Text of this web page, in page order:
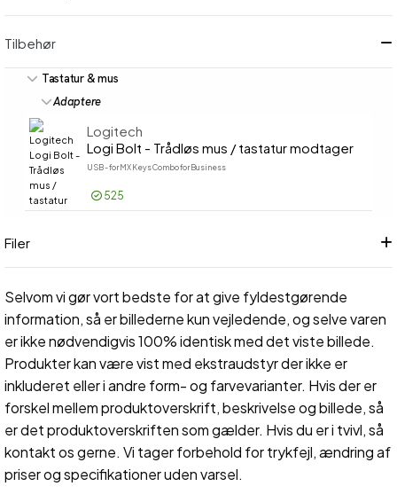
Tilbehør
Tastatur & mus
Adaptere
Logitech
Logi Bolt - Trådløs mus / tastatur modtager
USB - for MX Keys Combo for Business
525
Logi
Filer
Selvom vi gør vort bedste for at give fyldestgørende
information, så er billederne kun vejledende, og selve varen
er ikke nødvendigvis 100% identisk med det viste billede.
Produkter kan være vist med ekstraudstyr der ikke er
inkluderet eller i andre form- og farvevarianter. Hvis der er
forskel mellem produktoverskrift, beskrivelse og billede, så
er det produktoverskriften som gælder. Hvis du er i tvivl, så
kontakt os gerne. Vi tager forbehold for trykfejl, ændring af
priser og specifikationer uden varsel.